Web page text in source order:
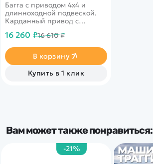
Багга с приводом 4x4 и
длинноходной подвеской.
Карданный привод с
продольные передние
проходимость
16 260 ₽16 610 ₽
В корзину
Купить в 1 клик
Вам может также понравиться:
-21%